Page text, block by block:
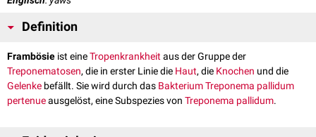
Definition
Frambösie ist eineTropenkrankheitaus der Gruppe der
Treponematosen, die in erster Linie die Haut, die Knochen und die
Gelenke befällt. Sie wird durch das BakteriumTreponema pallidum
pertenueausgelöst, eine Subspezies von Treponema pallidum.